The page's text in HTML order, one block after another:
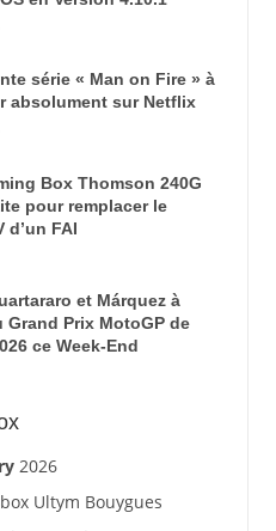
série « Man on Fire » à
absolument sur Netflix
Box Thomson 240G
pour remplacer le
d’un FAI
et Márquez à
Grand Prix MotoGP de
ce Week-End
2026
Ultym Bouygues